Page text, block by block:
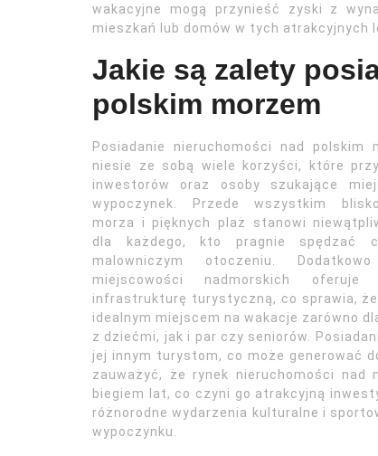
wakacyjne mogą przynieść zyski z
mieszkań lub domów w tych atrakcyjnych
Jakie są zalety
polskim morzem
Posiadanie nieruchomości nad polskim
niesie ze sobą wiele korzyści, które
inwestorów oraz osoby szukające
wypoczynek. Przede wszystkim
morza i pięknych plaż stanowi
dla każdego, kto pragnie spędzać
malowniczym otoczeniu.
miejscowości nadmorskich oferuje
infrastrukturę turystyczną, co sprawia,
idealnym miejscem na wakacje zarówno
z dziećmi, jak i par czy seniorów.
jej innym turystom, co może generować
zauważyć, że rynek nieruchomości
biegiem lat, co czyni go atrakcyjną
różnorodne wydarzenia kulturalne i
wypoczynku.